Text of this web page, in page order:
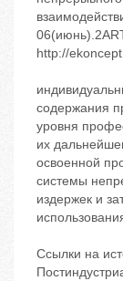
http://
содержания
уровня
их
освоенной
системы
издержек и
Ссылки на